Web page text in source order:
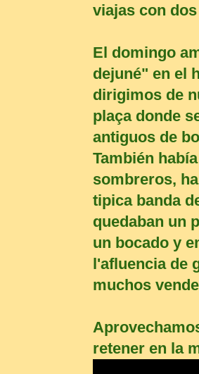
viajas con
El domingo
dejuné" en el
dirigimos de
plaça donde
antiguos de
También
sombreros,
tipica banda
quedaban un
un bocado y
l'afluencia de
muchos
retener en la